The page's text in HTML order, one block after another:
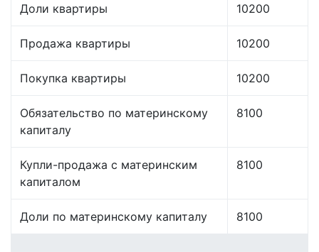
Доли квартиры 10200
Продажа квартиры 10200
Покупка квартиры 10200
Обязательство по материнскому
капиталу
8100
Купли-продажа с материнским
капиталом
8100
Доли по материнскому капиталу 8100